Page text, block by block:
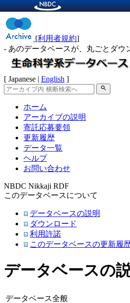
[利用者規約]
- あのデータベースが、丸ごとダウ
[ Japanese | English ]
search
ホーム
アーカイブの説明
寄託応募要領
更新履歴
データ一覧
ヘルプ
お問い合わせ
NBDC Nikkaji RDF
このデータベースについて
データベースの説明
ダウンロード
利用許諾
このデータベースの更新履
データベースの
データベース全般